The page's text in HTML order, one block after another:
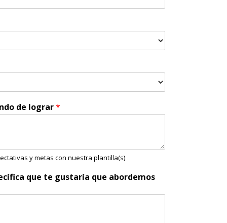
de lograr*
y metas con nuestra plantilla(s)
que te gustaría que abordemos